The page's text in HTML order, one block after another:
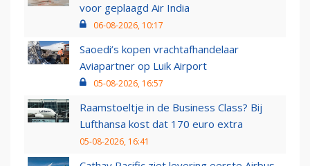
voor geplaagd Air India
06-08-2026, 10:17
Saoedi’s kopen vrachtafhandelaar
Aviapartner op Luik Airport
05-08-2026, 16:57
Raamstoeltje in de Business Class? Bij
Lufthansa kost dat 170 euro extra
05-08-2026, 16:41